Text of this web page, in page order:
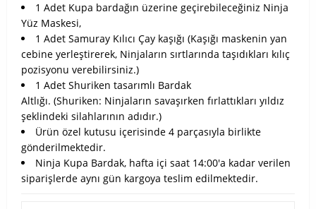
1 Adet Kupa bardağın üzerine geçirebileceğiniz Ninja
Yüz Maskesi,
1 Adet Samuray Kılıcı Çay kaşığı (Kaşığı maskenin yan
cebine yerleştirerek, Ninjaların sırtlarında taşıdıkları kılıç
pozisyonu verebilirsiniz.)
1 Adet Shuriken tasarımlı Bardak
Altlığı. (Shuriken: Ninjaların savaşırken fırlattıkları yıldız
şeklindeki silahlarının adıdır.)
Ürün özel kutusu içerisinde 4 parçasıyla birlikte
gönderilmektedir.
Ninja Kupa Bardak, hafta içi saat 14:00'a kadar verilen
siparişlerde aynı gün kargoya teslim edilmektedir.